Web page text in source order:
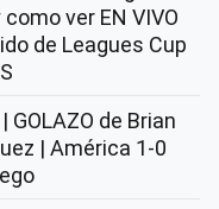
como ver EN VIVO
de Leagues Cup
GOLAZO de Brian
| América 1-0